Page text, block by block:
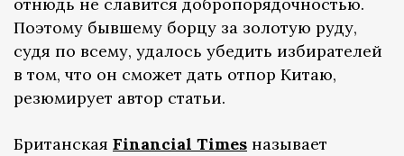
Поэтому бывшему борцу за золотую руду,
судя по всему, удалось убедить избирателей
в том, что он сможет дать отпор Китаю,
резюмирует автор статьи.
Британская Financial Times называет